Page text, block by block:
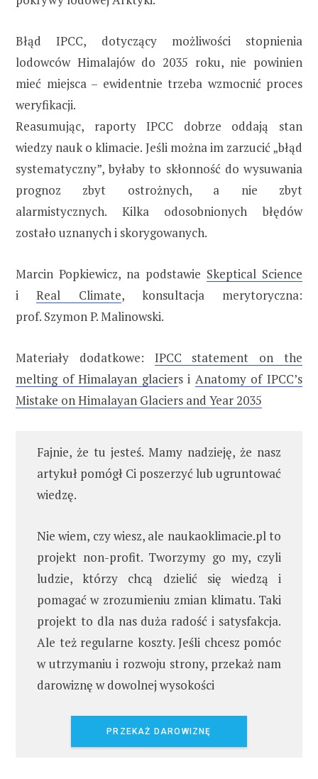
Błąd IPCC, dotyczący możliwości stopnienia
lodowców Himalajów do 2035 roku, nie powinien
mieć miejsca – ewidentnie trzeba wzmocnić proces
weryfikacji.
Reasumując, raporty IPCC dobrze oddają stan
wiedzy nauk o klimacie. Jeśli można im zarzucić „błąd
systematyczny”, byłaby to skłonność do wysuwania
prognoz zbyt ostrożnych, a nie zbyt
alarmistycznych. Kilka odosobnionych błędów
zostało uznanych i skorygowanych.
Marcin Popkiewicz, na podstawie Skeptical Science
iReal Climate, konsultacja merytoryczna:
prof. Szymon P. Malinowski.
Materiały dodatkowe: IPCC statement on the
melting of Himalayan glaciers i Anatomy of IPCC’s
Mistake on Himalayan Glaciers and Year 2035
Fajnie, że tu jesteś. Mamy nadzieję, że nasz
artykuł pomógł Ci poszerzyć lub ugruntować
wiedzę.
Nie wiem, czy wiesz, ale naukaoklimacie.pl to
projekt non-profit. Tworzymy go my, czyli
ludzie, którzy chcą dzielić się wiedzą i
pomagać w zrozumieniu zmian klimatu. Taki
projekt to dla nas duża radość i satysfakcja.
Ale też regularne koszty. Jeśli chcesz pomóc
w utrzymaniu i rozwoju strony, przekaż nam
darowiznę w dowolnej wysokości
PRZEKAŻ DAROWIZNĘ